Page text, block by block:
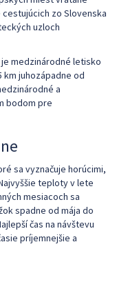
cestujúcich zo Slovenska
uzloch
medzinárodné letisko
km juhozápadne od
a
bodom pre
sa vyznačuje horúcimi,
teploty v lete
mesiacoch sa
spadne od mája do
čas na návštevu
príjemnejšie a